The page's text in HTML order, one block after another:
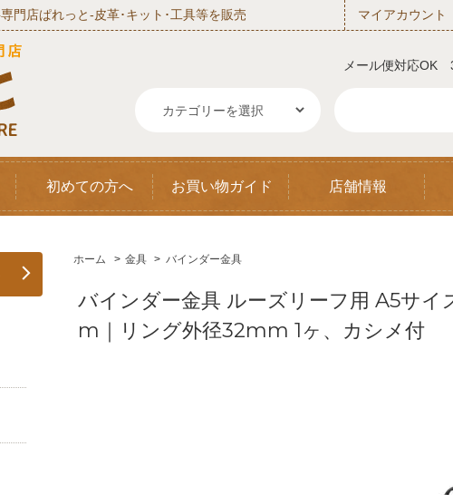
門店ぱれっと‐皮革･キット･工具等を販売 マイアカウント
メール便対応OK
初めての方へ お買い物ガイド 店舗情報
ホーム > 金具 > バインダー金具
バインダー金具 ルーズリーフ用 A5サ
m｜リング外径32mm 1ヶ、カシメ付